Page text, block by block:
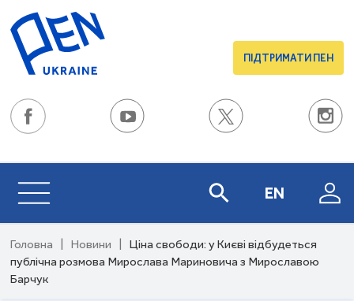
ПІДТРИМАТИ ПЕН
EN
Головна Новини
Ціна свободи: у Києві відбудеться
публічна розмова Мирослава Мариновича з Мирославою
Барчук